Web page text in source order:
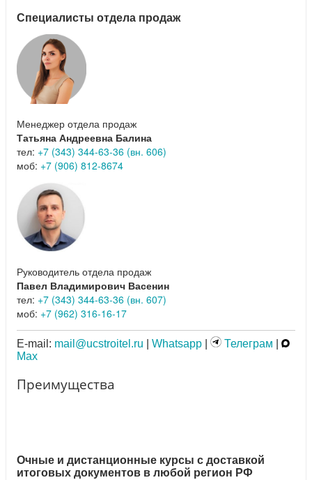
Специалисты отдела продаж
Менеджер отдела продаж
Татьяна Андреевна Балина
тел: +7 (343) 344-63-36 (вн. 606)
моб: +7 (906) 812-8674
Руководитель отдела продаж
Павел Владимирович Васенин
тел: +7 (343) 344-63-36 (вн. 607)
моб: +7 (962) 316-16-17
E-mail: mail@ucstroitel.ru Whatsapp Телеграм
Max
Преимущества
Очные и дистанционные курсы с доставкой
итоговых документов в любой регион РФ